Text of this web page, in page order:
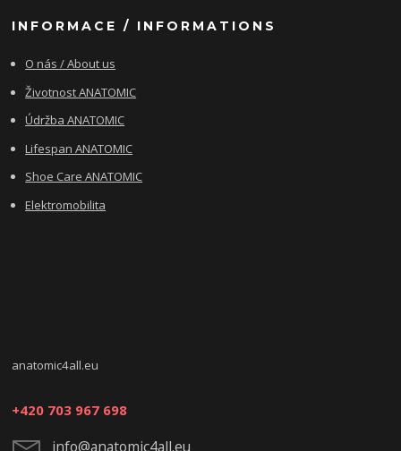
INFORMACE / INFORMATIONS
O nás / About us
Životnost ANATOMIC
Údržba ANATOMIC
Lifespan ANATOMIC
Shoe Care ANATOMIC
Elektromobilita
anatomic4all.eu
+420 703 967 698
info@anatomic4all.eu